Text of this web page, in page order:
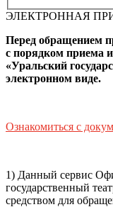
Вы бронируете
мобильный номер
Способ оплаты
Банковская карта
ЭЛЕКТРОННАЯ
Перед обращением
с порядком приема
«Уральский
электронном виде.
Ознакомиться с
1) Данный сервис
государственный
средством для